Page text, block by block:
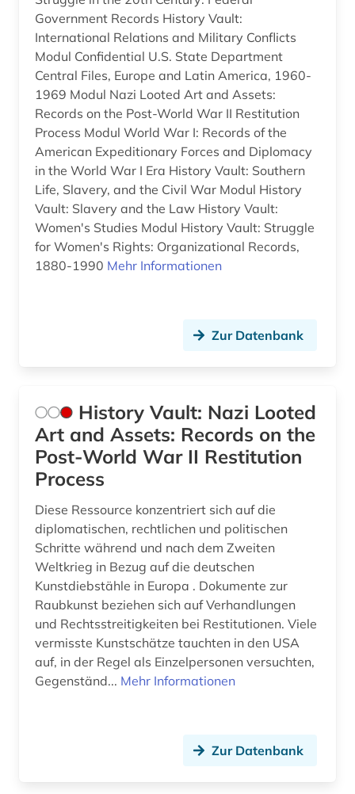
Government Records History Vault:
International Relations and Military Conflicts
Modul Confidential U.S. State Department
Central Files, Europe and Latin America, 1960-
1969 Modul Nazi Looted Art and Assets:
Records on the Post-World War II Restitution
Process Modul World War I: Records of the
American Expeditionary Forces and Diplomacy
in the World War I Era History Vault: Southern
Life, Slavery, and the Civil War Modul History
Vault: Slavery and the Law‎ History Vault:
Women's Studies Modul History Vault: Struggle
for Women's Rights: Organizational Records,
1880-1990‎ Mehr Informationen
Zur Datenbank
History Vault: Nazi Looted
Art and Assets: Records on the
Post-World War II Restitution
Process
Diese Ressource konzentriert sich auf die
diplomatischen, rechtlichen und politischen
Schritte während und nach dem Zweiten
Weltkrieg in Bezug auf die deutschen
Kunstdiebstähle in Europa . Dokumente zur
Raubkunst beziehen sich auf Verhandlungen
und Rechtsstreitigkeiten bei Restitutionen. Viele
vermisste Kunstschätze tauchten in den USA
auf, in der Regel als Einzelpersonen versuchten,
Gegenständ... Mehr Informationen
Zur Datenbank